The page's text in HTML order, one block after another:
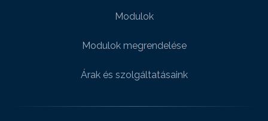
Modulok
Modulok megrendelése
Árak és szolgáltatásaink